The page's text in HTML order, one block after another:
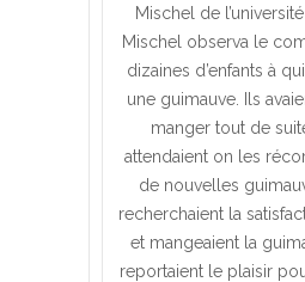
Mischel de
Mischel observa le
dizaines d’enfants à
une guimauve. Ils
manger tout de
attendaient on les
de nouvelles
recherchaient la
et mangeaient la
reportaient le plaisir